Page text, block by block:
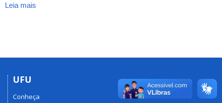
Leia mais
DO
a
UFU
Conheça